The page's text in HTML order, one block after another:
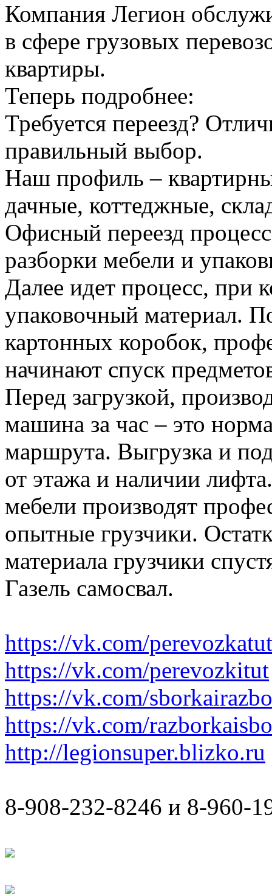
Компания Легион
в сфере грузовых
квартиры.
Теперь подробнее:
Требуется переезд?
правильный выбор.
Наш профиль –
дачные, коттеджные,
Офисный переезд
разборки мебели и
Далее идет процесс, при
упаковочный материал.
картонных коробок,
начинают спуск
Перед загрузкой,
машина за час – это
маршрута. Выгрузка и
от этажа и наличии
мебели производят
опытные грузчики.
материала грузчики
Газель самосвал.
https://vk.com/perevozkatut
https://vk.com/perevozkitut
https://vk.com/
https://vk.com/
http://legionsuper.blizko.ru
8-908-232-8246 и 8-960-